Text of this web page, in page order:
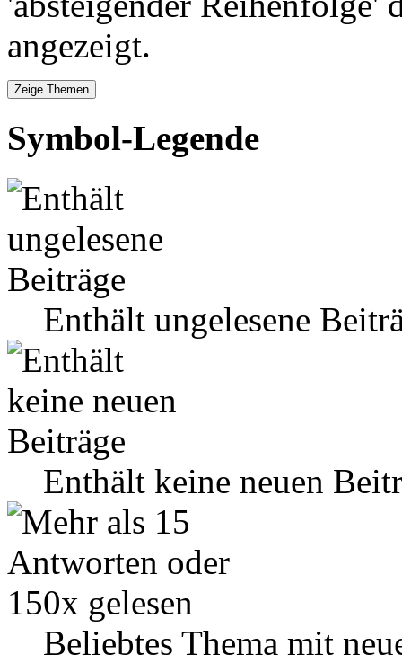
angezeigt.
Symbol-Legende
Enthält ungelesene
Enthält keine neuen
Beliebtes Thema mit